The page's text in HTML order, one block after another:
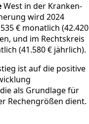
West in der Kranken-
wird 2024
€ monatlich (42.420
und im Rechtskreis
(41.580 € jährlich).
ist auf die positive
als Grundlage für
Rechengrößen dient.